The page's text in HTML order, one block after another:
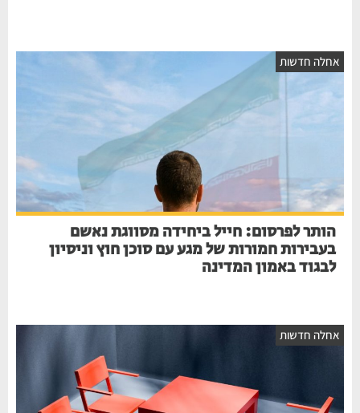
חדשות
הותר לפרסום: חייל ביחידה מסווגת נאשם
בעבירות חמורות של מגע עם סוכן חוץ וניסיון
לבגוד באמון המדינה
חדשות